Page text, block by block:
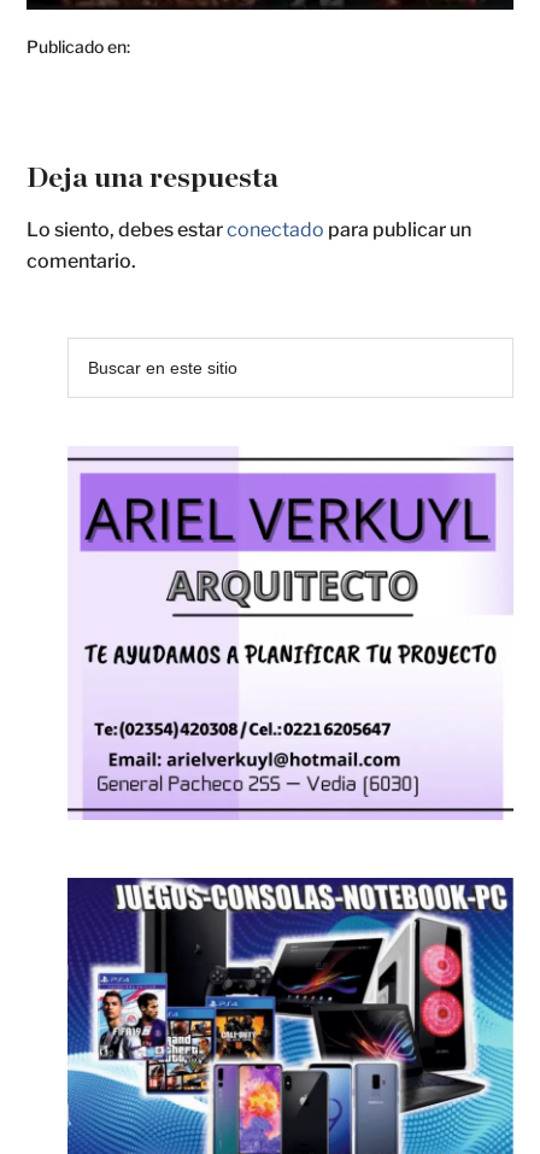
Publicado en:
Deja una respuesta
Lo siento, debes estarconectado para publicar un
comentario.